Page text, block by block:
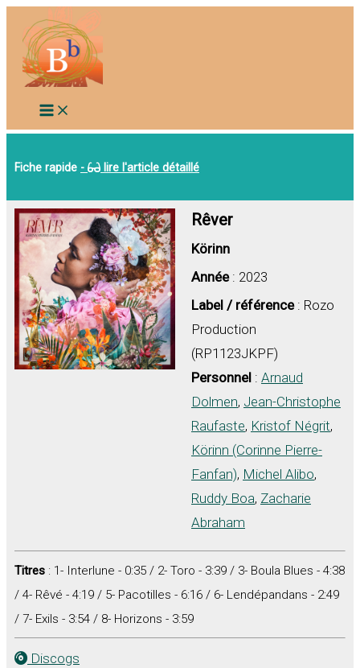
contenu
Fiche rapide - lire l'article détaillé
Rêver
Körinn
Année: 2023
Label / référence: Rozo
Production
(RP1123JKPF)
Personnel : Arnaud
Dolmen, Jean-Christophe
Raufaste, Kristof Négrit,
Körinn (Corinne Pierre-
Fanfan), Michel Alibo,
Ruddy Boa, Zacharie
Abraham
Titres : 1- Interlune - 0:35 / 2- Toro - 3:39 / 3- Boula Blues - 4:38
/ 4- Rêvé - 4:19 / 5- Pacotilles - 6:16 / 6- Lendépandans - 2:49
/ 7- Exils - 3:54 / 8- Horizons - 3:59
Discogs